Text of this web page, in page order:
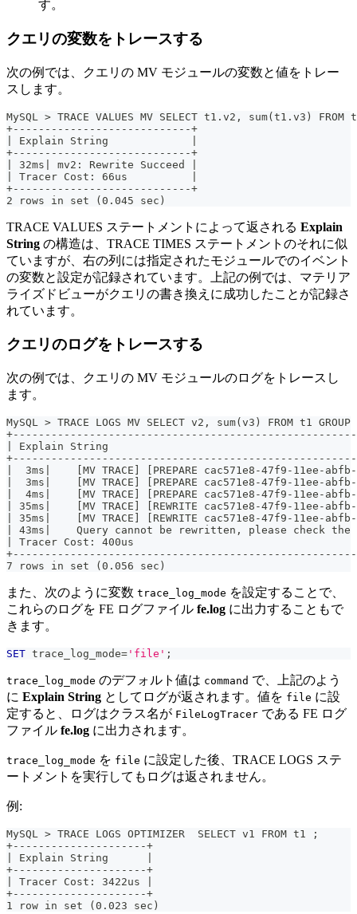
す。
クエリの変数をトレースする
次の例では、クエリの MV モジュールの変数と値をトレー
スします。
MySQL > TRACE VALUES MV SELECT t1.v2, sum(t1.v3)
+----------------------------+
| Explain String             |
+----------------------------+
| 32ms| mv2: Rewrite Succeed |
| Tracer Cost: 66us          |
+----------------------------+
2 rows in set (0.045 sec)
TRACE VALUES ステートメントによって返される Explain
String の構造は、TRACE TIMES ステートメントのそれに似
ていますが、右の列には指定されたモジュールでのイベント
の変数と設定が記録されています。上記の例では、マテリア
ライズドビューがクエリの書き換えに成功したことが記録さ
れています。
クエリのログをトレースする
次の例では、クエリの MV モジュールのログをトレースし
ます。
MySQL > TRACE LOGS MV SELECT v2, sum(v3) FROM t1
| Explain String
|  3ms|    [MV TRACE] [PREPARE cac571e8-
|  3ms|    [MV TRACE] [PREPARE cac571e8-47f9-
|  4ms|    [MV TRACE] [PREPARE cac571e8-47f9-
| 35ms|    [MV TRACE] [REWRITE cac571e8-47f9-11ee-
| 35ms|    [MV TRACE] [REWRITE cac571e8-47f9-
| 43ms|    Query cannot be rewritten, please
| Tracer Cost: 400us
7 rows in set (0.056 sec)
また、次のように変数 trace_log_mode を設定することで、
これらのログを FE ログファイル fe.log に出力することもで
きます。
SET trace_log_mode= 'file' ;
trace_log_mode のデフォルト値は command で、上記のよう
に Explain String としてログが返されます。値を file に設
定すると、ログはクラス名が FileLogTracer である FE ログ
ファイル fe.log に出力されます。
trace_log_mode を file に設定した後、TRACE LOGS ステ
ートメントを実行してもログは返されません。
例:
MySQL > TRACE LOGS OPTIMIZER  SELECT v1 FROM t1 ;
+---------------------+
| Explain String      |
+---------------------+
| Tracer Cost: 3422us |
+---------------------+
1 row in set (0.023 sec)